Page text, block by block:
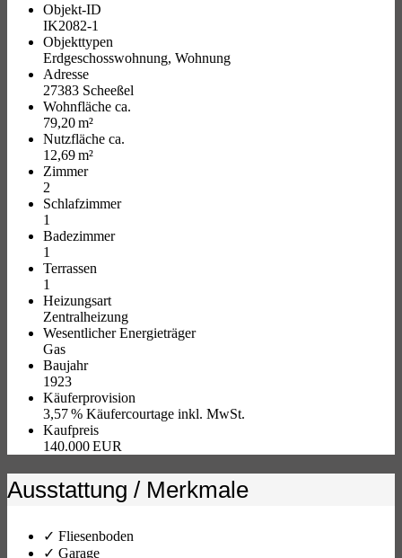
Objekt-ID
IK2082-1
Objekttypen
Erdgeschosswohnung, Wohnung
Adresse
27383 Scheeßel
Wohnfläche ca.
79,20 m²
Nutzfläche ca.
12,69 m²
Zimmer
2
Schlafzimmer
1
Badezimmer
1
Terrassen
1
Heizungsart
Zentralheizung
Wesentlicher Energieträger
Gas
Baujahr
1923
Käufer­provision
3,57 % Käufercourtage inkl. MwSt.
Kaufpreis
140.000 EUR
Ausstattung / Merkmale
✓ Fliesenboden
✓ Garage